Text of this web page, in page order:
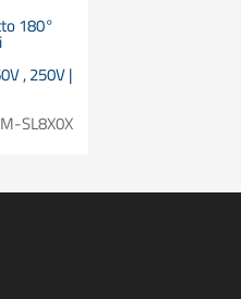
180°
, 250V |
SL8X0X